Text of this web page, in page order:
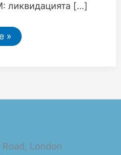
[…]
»
London